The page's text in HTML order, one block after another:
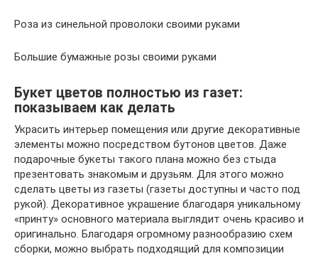
Роза из синельной проволоки своими руками
Большие бумажные розы своими руками
Букет цветов полностью из газет:
показываем как делать
Украсить интерьер помещения или другие декоративные
элементы можно посредством бутонов цветов. Даже
подарочные букеты такого плана можно без стыда
презентовать знакомым и друзьям. Для этого можно
сделать цветы из газеты (газеты доступны и часто под
рукой). Декоративное украшение благодаря уникальному
«принту» основного материала выглядит очень красиво и
оригинально. Благодаря огромному разнообразию схем
сборки, можно выбрать подходящий для композиции